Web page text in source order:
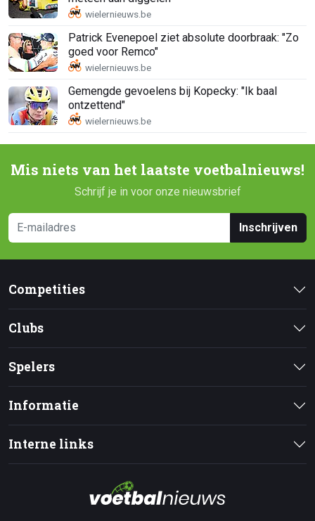
Patrick Evenepoel ziet absolute doorbraak: "Zo
goed voor Remco"
Gemengde gevoelens bij Kopecky: "Ik baal
ontzettend"
Mis niets van het laatste voetbalnieuws!
Schrijf je in voor onze nieuwsbrief
Inschrijven
Competities
Clubs
Spelers
Informatie
Interne links